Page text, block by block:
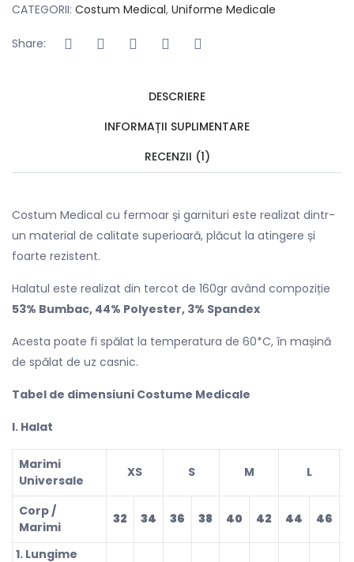
CATEGORII: Costum Medical, Uniforme Medicale
Share:
DESCRIERE
INFORMAȚII SUPLIMENTARE
RECENZII (1)
Costum Medical cu fermoar și garnituri este realizat dintr-
un material de calitate superioară, plăcut la atingere și
foarte rezistent.
Halatul este realizat din tercot de 160gr având compoziție
53% Bumbac, 44% Polyester, 3% Spandex
Acesta poate fi spălat la temperatura de 60*C, în mașină
de spălat de uz casnic.
Tabel de dimensiuni Costume Medicale
l. Halat
Marimi
Universale
XS S M L
Corp /
Marimi
32 34 36 38 40 42 44 46
1. Lungime